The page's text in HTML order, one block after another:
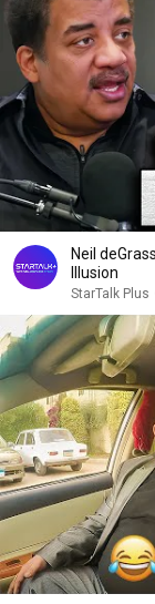
Neil
Illusion
StarTalk Plus